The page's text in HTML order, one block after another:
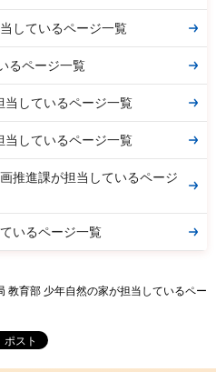
しているページ一覧
るページ一覧
当しているページ一覧
当しているページ一覧
推進課が担当しているページ
いるページ一覧
教育部 少年自然の家が担当しているペー